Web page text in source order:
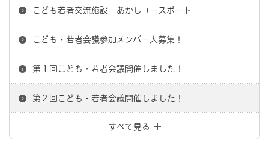
こども若者交流施設 あかしユースポート
こども・若者会議参加メンバー大募集！
第１回こども・若者会議開催しました！
第２回こども・若者会議開催しました！
すべて見る